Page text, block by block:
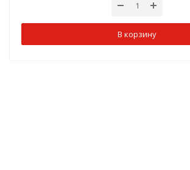
В корзину